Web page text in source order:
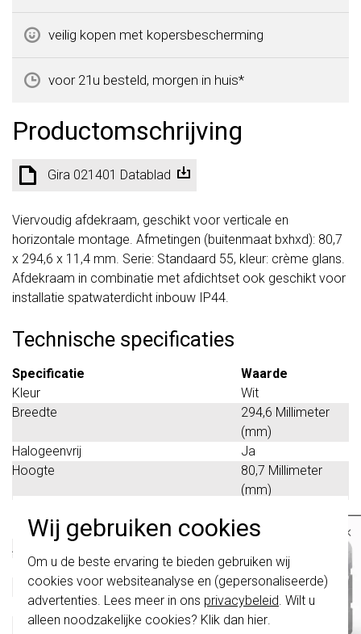
Wij gebruiken cookies
Om u de beste ervaring te bieden gebruiken wij
cookies voor websiteanalyse en (gepersonaliseerde)
advertenties. Lees meer in ons privacybeleid . Wilt u
alleen noodzakelijke cookies? Klik dan hier
veilig kopen met kopersbescherming
voor 21u besteld, morgen in huis*
Productomschrijving
Gira 021401 Datablad
Viervoudig afdekraam, geschikt voor verticale en
horizontale montage. Afmetingen (buitenmaat bxhxd): 80,7
x 294,6 x 11,4 mm. Serie: Standaard 55, kleur: crème glans.
Afdekraam in combinatie met afdichtset ook geschikt voor
installatie spatwaterdicht inbouw IP44.
Technische specificaties
Specificatie
Waarde
Kleur
Wit
Breedte
294,6 Millimeter
(mm)
Halogeenvrij
Ja
Hoogte
80,7 Millimeter
(mm)
(mm)
Aantal eenheden
Met klapdeksel
Nee
Oppervlaktebescherming
Overig
Inbouwhoogte
56 Millimeter (mm)
Inbouwbreedte
56 Millimeter (mm)
×
schakelwippen zijn vernieuwd. Ze zijn
niette combineren met de schakelaars
van vóór augustus 2024.
Klik hiervoor meer informatie, zodat je